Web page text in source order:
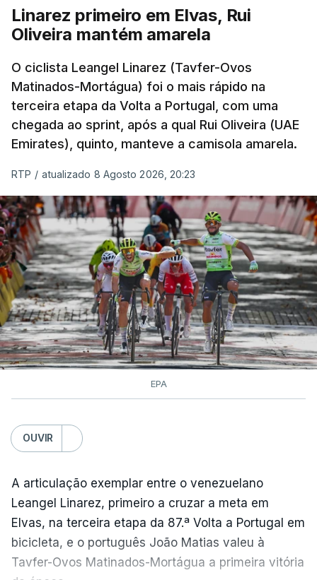
Linarez primeiro em Elvas, Rui
Oliveira mantém amarela
O ciclista Leangel Linarez (Tavfer-Ovos
Matinados-Mortágua) foi o mais rápido na
terceira etapa da Volta a Portugal, com uma
chegada ao sprint, após a qual Rui Oliveira (UAE
Emirates), quinto, manteve a camisola amarela.
RTP / atualizado 8 Agosto 2026, 20:23
EPA
OUVIR
A articulação exemplar entre o venezuelano
Leangel Linarez, primeiro a cruzar a meta em
Elvas, na terceira etapa da 87.ª Volta a Portugal em
bicicleta, e o português João Matias valeu à
Tavfer-Ovos Matinados-Mortágua a primeira vitória